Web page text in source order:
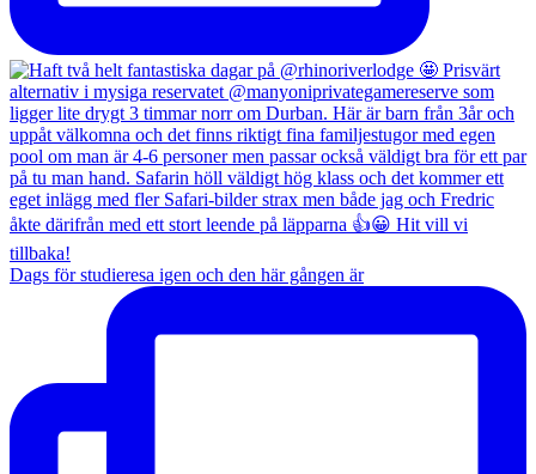
Dags för studieresa igen och den här gången är